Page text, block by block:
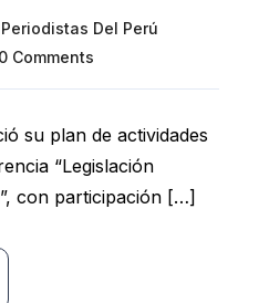
Del Perú
0 Comments
su plan de actividades
“Legislación
con participación […]